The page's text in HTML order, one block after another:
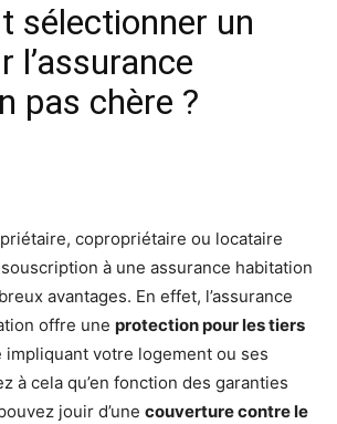
sélectionner un
l’assurance
pas chère ?
copropriétaire ou locataire
à une assurance habitation
avantages. En effet, l’assurance
offre une protection pour les tiers
impliquant votre logement ou ses
à cela qu’en fonction des garanties
jouir d’une couverture contre le